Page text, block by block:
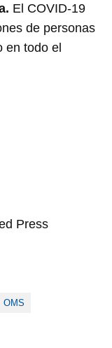
El COVID-19
de personas
en todo el
Press
OMS